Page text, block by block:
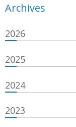
Archives
2026
2025
2024
2023